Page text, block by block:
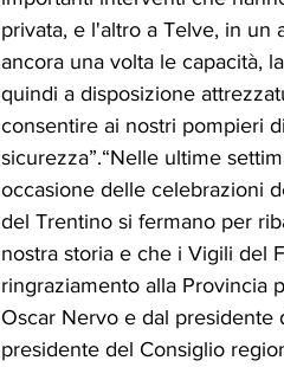
privata, e l'altro a Telve, in
ancora una volta le capacità,
quindi a disposizione
consentire ai nostri pompieri
sicurezza”.“Nelle ultime
occasione delle celebrazioni
del Trentino si fermano per
nostra storia e che i Vigili del
ringraziamento alla Provincia
Oscar Nervo e dal
presidente del Consiglio